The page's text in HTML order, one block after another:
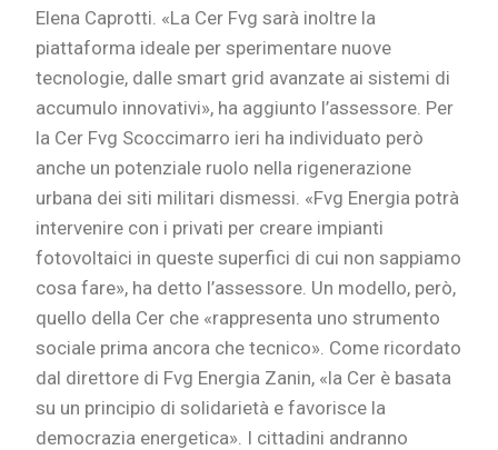
Elena Caprotti. «La Cer Fvg sarà inoltre la
piattaforma ideale per sperimentare nuove
tecnologie, dalle smart grid avanzate ai sistemi di
accumulo innovativi», ha aggiunto l’assessore. Per
la Cer Fvg Scoccimarro ieri ha individuato però
anche un potenziale ruolo nella rigenerazione
urbana dei siti militari dismessi. «Fvg Energia potrà
intervenire con i privati per creare impianti
fotovoltaici in queste superfici di cui non sappiamo
cosa fare», ha detto l’assessore. Un modello, però,
quello della Cer che «rappresenta uno strumento
sociale prima ancora che tecnico». Come ricordato
dal direttore di Fvg Energia Zanin, «la Cer è basata
su un principio di solidarietà e favorisce la
democrazia energetica». I cittadini andranno